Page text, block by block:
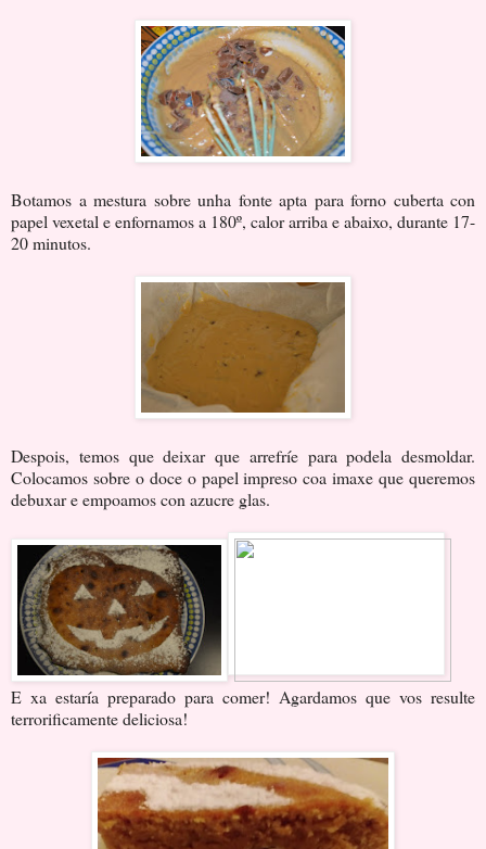
Botamos a mestura sobre unha fonte apta para forno cuberta con
papel vexetal e enfornamos a 180º, calor arriba e abaixo, durante 17-
20 minutos.
Despois, temos que deixar que arrefríe para podela desmoldar.
Colocamos sobre o doce o papel impreso coa imaxe que queremos
debuxar e empoamos con azucre glas.
E xa estaría preparado para comer! Agardamos que vos resulte
terrorificamente deliciosa!